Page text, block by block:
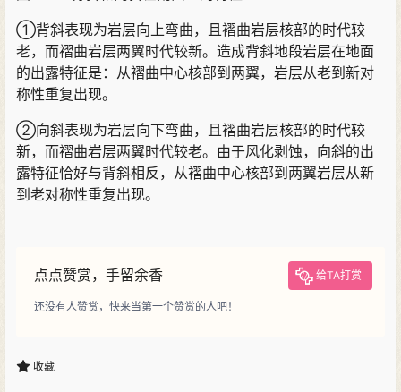
①背斜表现为岩层向上弯曲，且褶曲岩层核部的时代较
老，而褶曲岩层两翼时代较新。造成背斜地段岩层在地面
的出露特征是：从褶曲中心核部到两翼，岩层从老到新对
称性重复出现。
②向斜表现为岩层向下弯曲，且褶曲岩层核部的时代较
新，而褶曲岩层两翼时代较老。由于风化剥蚀，向斜的出
露特征恰好与背斜相反，从褶曲中心核部到两翼岩层从新
到老对称性重复出现。
点点赞赏，手留余香 给TA打赏
还没有人赞赏，快来当第一个赞赏的人吧！
收藏